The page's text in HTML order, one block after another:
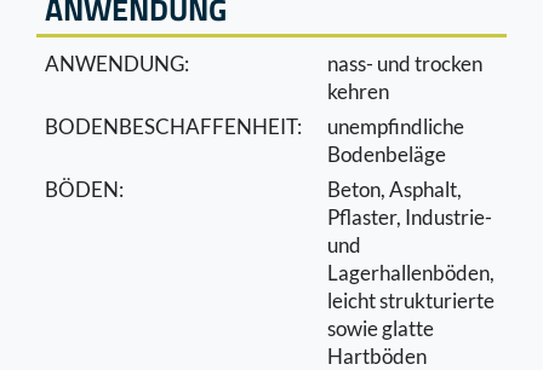
ANWENDUNG
ANWENDUNG:
nass- und trocken
kehren
BODENBESCHAFFENHEIT:
unempﬁndliche
Bodenbeläge
BÖDEN:
Beton, Asphalt,
Pﬂaster, Industrie-
und
Lagerhallenböden,
leicht strukturierte
sowie glatte
Hartböden